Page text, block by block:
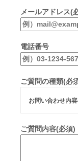
メールアドレス(
電話番号
ご質問の種類(必
お問い合わせ内
ご質問内容(必須)